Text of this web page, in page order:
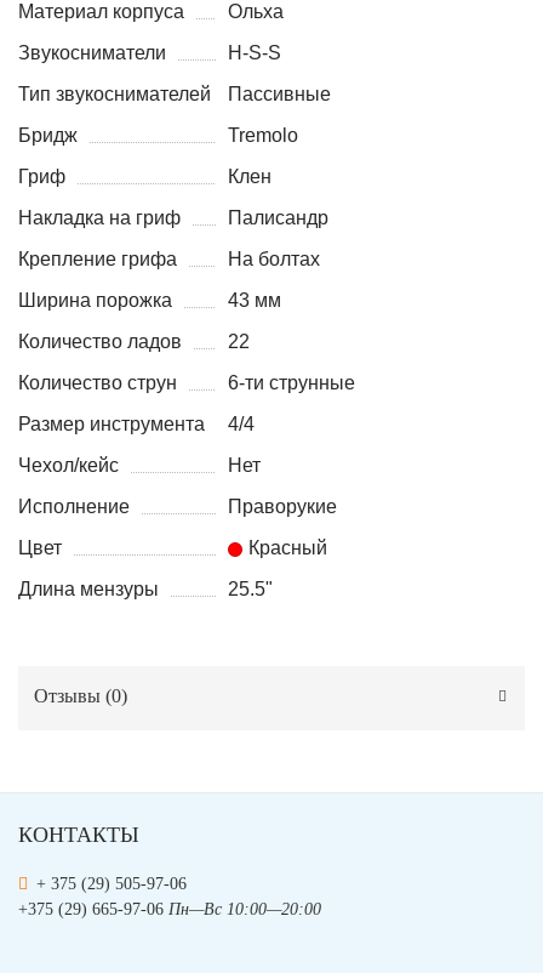
Материал корпуса
Ольха
Звукосниматели
H-S-S
Тип звукоснимателей
Пассивные
Бридж
Tremolo
Гриф
Клен
Накладка на гриф
Палисандр
Крепление грифа
На болтах
Ширина порожка
43 мм
Количество ладов
22
Количество струн
6-ти струнные
Размер инструмента
4/4
Чехол/кейс
Нет
Исполнение
Праворукие
Цвет
Красный
Длина мензуры
25.5"
Отзывы (0)
КОНТАКТЫ
+ 375 (29) 505-97-06
+375 (29) 665-97-06 Пн—Вс 10:00—20:00